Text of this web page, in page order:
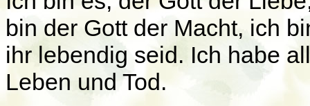
bin der Gott der Macht, ich
ihr lebendig seid. Ich habe
Leben und Tod.